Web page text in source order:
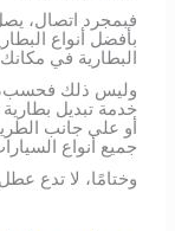
فبمجرد اتصال،
بأفضل أنواع
البطارية في
وليس ذلك فحسب،
خدمة تبديل
أو على جانب
جميع أنواع
وختامًا، لا تدع